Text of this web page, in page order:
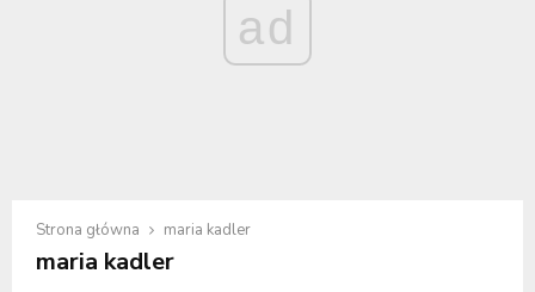
ad
Strona główna maria kadler
maria kadler